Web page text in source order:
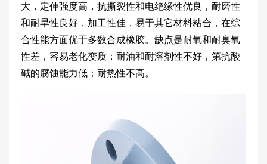
大，定伸强度高，抗撕裂性和电绝缘性优良，耐磨性
和耐旱性良好，加工性佳，易于其它材料粘合，在综
合性能方面优于多数合成橡胶。缺点是耐氧和耐臭氧
性差，容易老化变质；耐油和耐溶剂性不好，第抗酸
碱的腐蚀能力低；耐热性不高。